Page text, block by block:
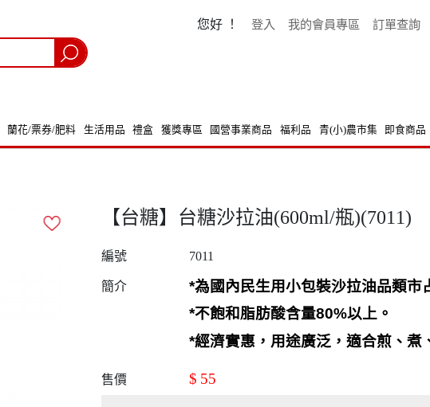
您好 ！ 登入 我的會員專區 訂單查詢
蘭花/票券/肥料 生活用品 禮盒 獲獎專區 國營事業商品 福利品 青(小)農市集 即食商品
【台糖】台糖沙拉油(600ml/瓶)(7011)
編號 7011
簡介 *為國內民生用小包裝沙拉油品類市
*不飽和脂肪酸含量80%以上。
*經濟實惠，用途廣泛，適合煎、煮
售價 $ 55